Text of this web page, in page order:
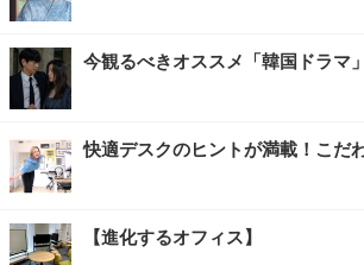
今観るべきオススメ「韓国ドラマ」
快適デスクのヒントが満載！こだ
【進化するオフィス】